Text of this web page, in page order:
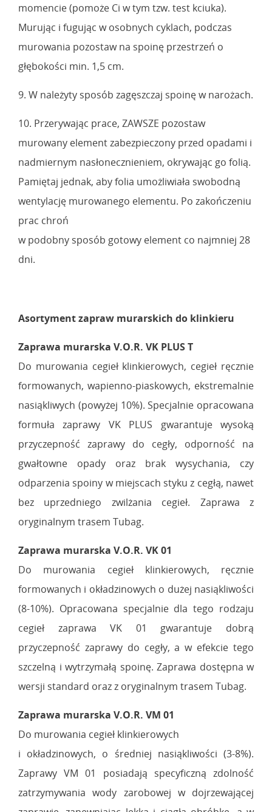
momencie (pomoże Ci w tym tzw. test kciuka).
Murując i fugując w osobnych cyklach, podczas
murowania pozostaw na spoinę przestrzeń o
głębokości min. 1,5 cm.
9. W należyty sposób zagęszczaj spoinę w narożach.
10. Przerywając prace, ZAWSZE pozostaw
murowany element zabezpieczony przed opadami i
nadmiernym nasłonecznieniem, okrywając go folią.
Pamiętaj jednak, aby folia umożliwiała swobodną
wentylację murowanego elementu. Po zakończeniu
prac chroń
w podobny sposób gotowy element co najmniej 28
dni.
Asortyment zapraw murarskich do klinkieru
Zaprawa murarska V.O.R. VK PLUS T
Do murowania cegieł klinkierowych, cegieł ręcznie
formowanych, wapienno-piaskowych, ekstremalnie
nasiąkliwych (powyżej 10%). Specjalnie opracowana
formuła zaprawy VK PLUS gwarantuje wysoką
przyczepność zaprawy do cegły, odporność na
gwałtowne opady oraz brak wysychania, czy
odparzenia spoiny w miejscach styku z cegłą, nawet
bez uprzedniego zwilżania cegieł. Zaprawa z
oryginalnym trasem Tubag.
Zaprawa murarska V.O.R. VK 01
Do murowania cegieł klinkierowych, ręcznie
formowanych i okładzinowych o dużej nasiąkliwości
(8-10%). Opracowana specjalnie dla tego rodzaju
cegieł zaprawa VK 01 gwarantuje dobrą
przyczepność zaprawy do cegły, a w efekcie tego
szczelną i wytrzymałą spoinę. Zaprawa dostępna w
wersji standard oraz z oryginalnym trasem Tubag.
Zaprawa murarska V.O.R. VM 01
Do murowania cegieł klinkierowych
i okładzinowych, o średniej nasiąkliwości (3-8%).
Zaprawy VM 01 posiadają specyficzną zdolność
zatrzymywania wody zarobowej w dojrzewającej